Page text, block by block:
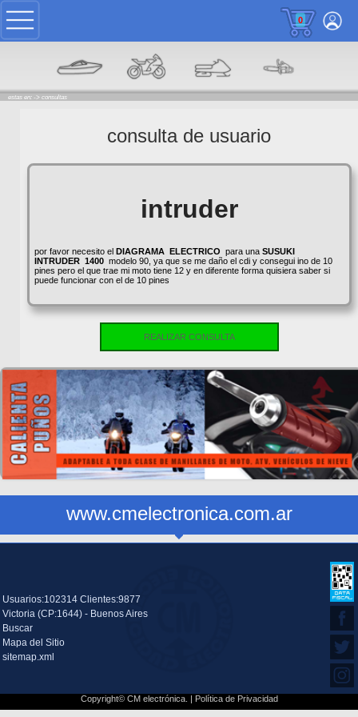
0
estas en: -> consultas
consulta de usuario
intruder
por favor necesito el DIAGRAMA ELECTRICO para una SUSUKI
INTRUDER 1400modelo 90, ya que se me daño el cdi y consegui ino de 10
pines pero el que trae mi moto tiene 12 y en diferente forma quisiera saber si
puede funcionar con el de 10 pines
REALIZAR CONSULTA
www.cmelectronica.com.ar
Usuarios:102314 Clientes:9877
Victoria (CP:1644) - Buenos Aires
Buscar
Mapa del Sitio
sitemap.xml
Copyright© CM electrónica. | Política de Privacidad